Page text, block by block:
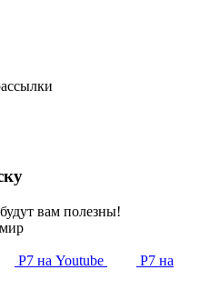
вам полезны!
Р7 на Youtube Р7 на